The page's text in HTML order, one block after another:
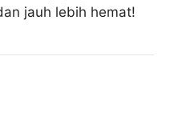
jauh lebih hemat!